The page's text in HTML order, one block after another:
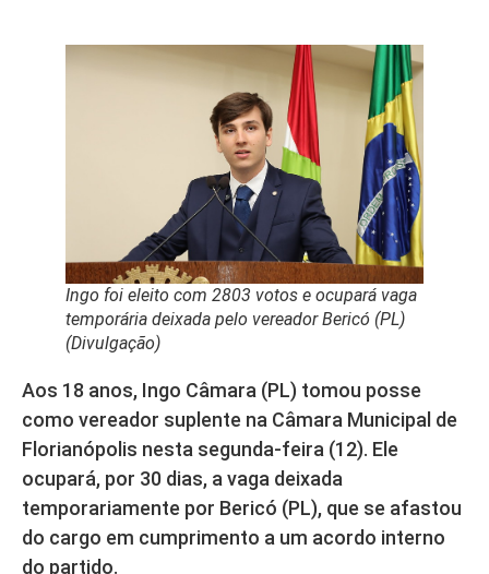
Ingo foi eleito com 2803 votos e ocupará vaga
temporária deixada pelo vereador Bericó (PL)
(Divulgação)
Aos 18 anos, Ingo Câmara (PL) tomou posse
como vereador suplente na Câmara Municipal de
Florianópolis nesta segunda-feira (12). Ele
ocupará, por 30 dias, a vaga deixada
temporariamente por Bericó (PL), que se afastou
do cargo em cumprimento a um acordo interno
do partido.